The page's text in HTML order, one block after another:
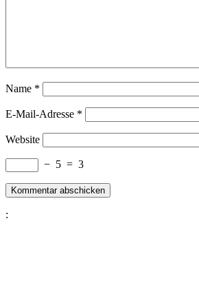
Name *
E-Mail-Adresse *
Website
− 5 = 3
: